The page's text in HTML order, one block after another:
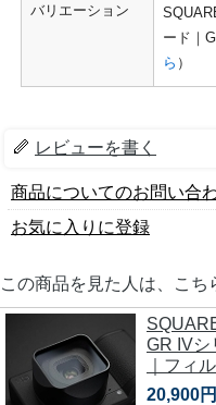
バリエーション
ード｜
ら ）
レビューを書く
商品についてのお問い合
お気に入りに登録
この商品を見た人は、こち
GR IVシ
｜フィ
20,900円